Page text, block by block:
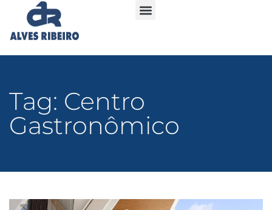
Tag: Centro
Gastronômico